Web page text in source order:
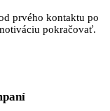
prvého kontaktu po
pokračovať.